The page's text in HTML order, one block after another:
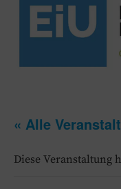
« Alle
Diese Veranstaltung